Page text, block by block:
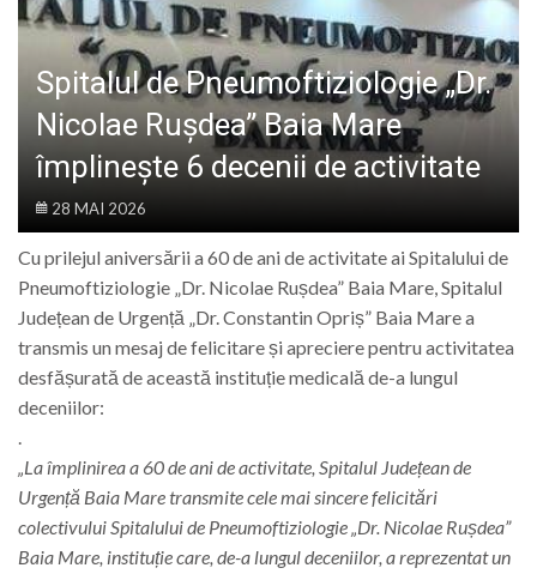
LIFE
Spitalul de Pneumoftiziologie „Dr.
Nicolae Rușdea” Baia Mare
împlinește 6 decenii de activitate
28 MAI 2026
Cu prilejul aniversării a 60 de ani de activitate ai Spitalului de
Pneumoftiziologie „Dr. Nicolae Rușdea” Baia Mare, Spitalul
Județean de Urgență „Dr. Constantin Opriș” Baia Mare a
transmis un mesaj de felicitare și apreciere pentru activitatea
desfășurată de această instituție medicală de-a lungul
deceniilor:
.
„La împlinirea a 60 de ani de activitate, Spitalul Județean de
Urgență Baia Mare transmite cele mai sincere felicitări
colectivului Spitalului de Pneumoftiziologie „Dr. Nicolae Rușdea”
Baia Mare, instituție care, de-a lungul deceniilor, a reprezentat un